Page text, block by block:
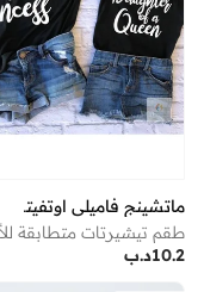
ماتشينج فاميلي اوتفيتس
د.ب10.2